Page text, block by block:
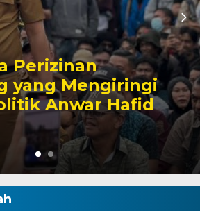
Perizinan
yang Mengiringi
Anwar Hafid